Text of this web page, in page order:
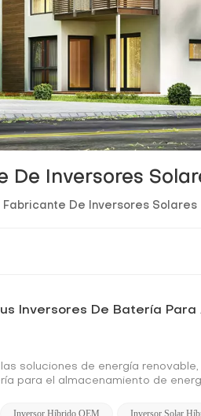
De Inversores
Fabricante De Inversores Solares
Inversores De Batería
soluciones de energía
para el almacenamiento de
de aplicación.
Inversor Híbrido OEM Inversor Solar